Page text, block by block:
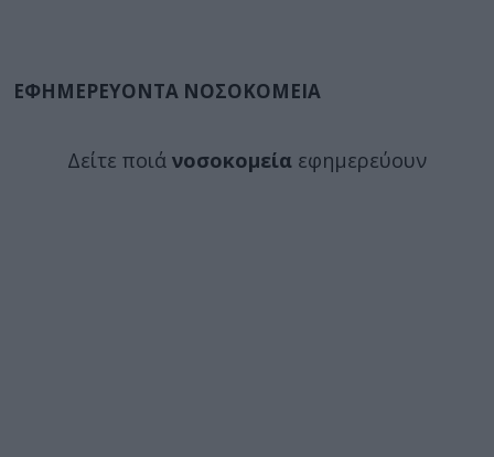
ΕΦΗΜΕΡΕΥΟΝΤΑ ΝΟΣΟΚΟΜΕΙΑ
Δείτε ποιά νοσοκομεία εφημερεύουν